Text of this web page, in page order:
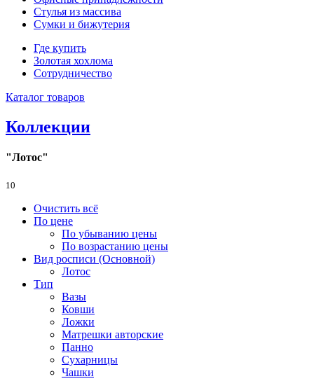
Стулья из массива
Сумки и бижутерия
Где купить
Золотая хохлома
Сотрудничество
Каталог товаров
Коллекции
"Лотос"
10
Очистить всё
По цене
По убыванию цены
По возрастанию цены
Вид росписи (Основной)
Лотос
Тип
Вазы
Ковши
Ложки
Матрешки авторские
Панно
Сухарницы
Чашки